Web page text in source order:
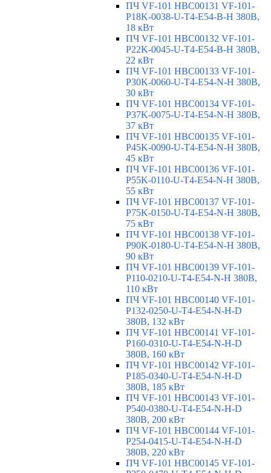
ПЧ VF-101 HBC00131 VF-101-
P18K-0038-U-T4-E54-B-H 380В,
18 кВт
ПЧ VF-101 HBC00132 VF-101-
P22K-0045-U-T4-E54-B-H 380В,
22 кВт
ПЧ VF-101 HBC00133 VF-101-
P30K-0060-U-T4-E54-N-H 380В,
30 кВт
ПЧ VF-101 HBC00134 VF-101-
P37K-0075-U-T4-E54-N-H 380В,
37 кВт
ПЧ VF-101 HBC00135 VF-101-
P45K-0090-U-T4-E54-N-H 380В,
45 кВт
ПЧ VF-101 HBC00136 VF-101-
P55K-0110-U-T4-E54-N-H 380В,
55 кВт
ПЧ VF-101 HBC00137 VF-101-
P75K-0150-U-T4-E54-N-H 380В,
75 кВт
ПЧ VF-101 HBC00138 VF-101-
P90K-0180-U-T4-E54-N-H 380В,
90 кВт
ПЧ VF-101 HBC00139 VF-101-
P110-0210-U-T4-E54-N-H 380В,
110 кВт
ПЧ VF-101 HBC00140 VF-101-
P132-0250-U-T4-E54-N-H-D
380В, 132 кВт
ПЧ VF-101 HBC00141 VF-101-
P160-0310-U-T4-E54-N-H-D
380В, 160 кВт
ПЧ VF-101 HBC00142 VF-101-
P185-0340-U-T4-E54-N-H-D
380В, 185 кВт
ПЧ VF-101 HBC00143 VF-101-
P540-0380-U-T4-E54-N-H-D
380В, 200 кВт
ПЧ VF-101 HBC00144 VF-101-
P254-0415-U-T4-E54-N-H-D
380В, 220 кВт
ПЧ VF-101 HBC00145 VF-101-